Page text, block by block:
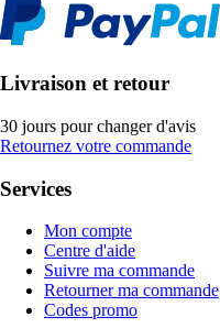
Livraison et retour
30 jours pour changer d'avis
Retournez votre commande
Services
Mon compte
Centre d'aide
Suivre ma commande
Retourner ma commande
Codes promo